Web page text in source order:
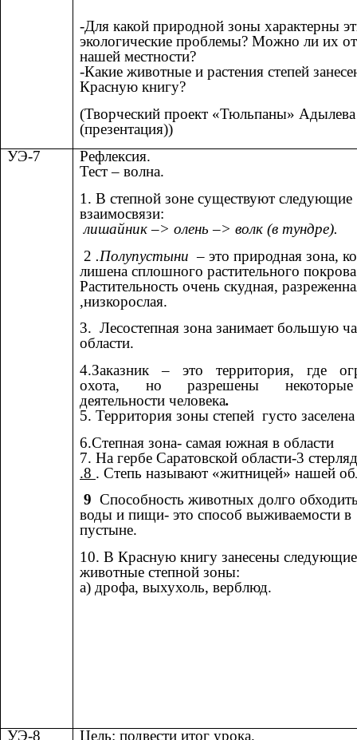
-Для какой природной зоны характерны
экологические проблемы? Можно ли их
нашей местности?
-Какие животные и растения степей
Красную книгу?
(Творческий проект «Тюльпаны»
(презентация))
УЭ-7
Рефлексия.
Тест – волна.
1. В степной зоне существуют следующие
взаимосвязи:
лишайник –> олень –> волк (в тундре).
2 .Полупустыни – это природная зона,
лишена сплошного растительного
Растительность очень скудная,
,низкорослая.
3. Лесостепная зона занимает большую
области.
4.Заказник – это территория, где
охота, но разрешены
деятельности человека.
5. Территория зоны степей густо
6.Степная зона- самая южная в области
7. На гербе Саратовской области-3
.8 . Степь называют «житницей» нашей
9 Способность животных долго
воды и пищи- это способ выживаемости в
пустыне.
10. В Красную книгу занесены следующие
животные степной зоны:
а) дрофа, выхухоль, верблюд.
УЭ-8
Цель: подвести итог урока.